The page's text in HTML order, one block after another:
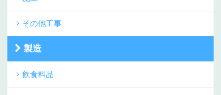
その他工事
製造
飲食料品